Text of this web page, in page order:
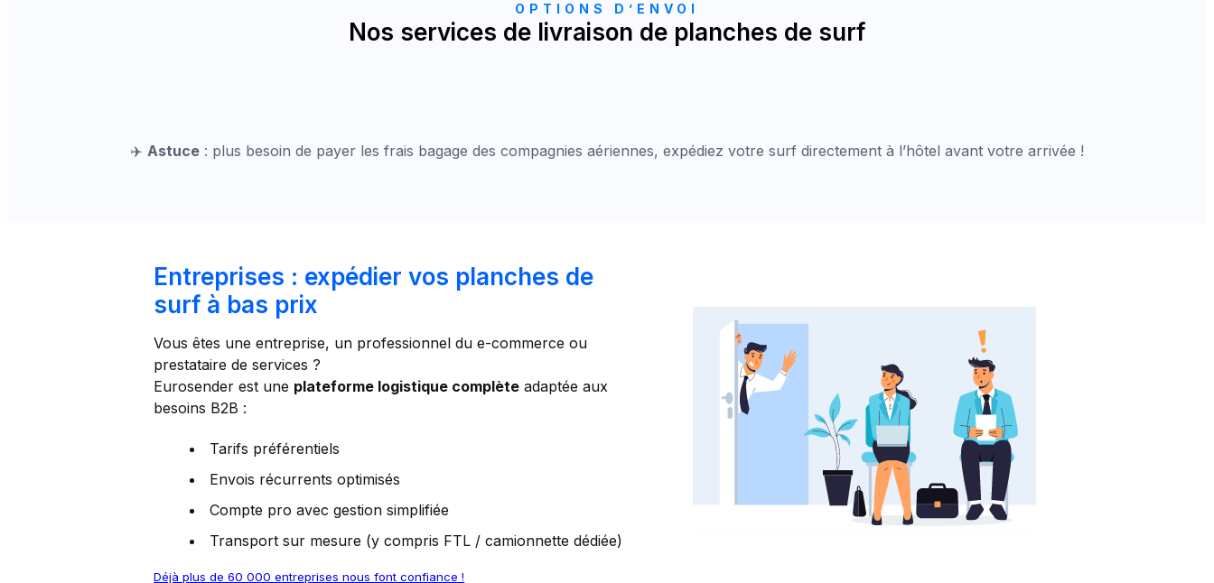
OPTIONS D’ENVOI
Nos services de livraison de planches de surf
✈️ Astuce : plus besoin de payer les frais bagage des compagnies aériennes, expédiez votre surf directement à l’hôtel avant votre arrivée !
Entreprises : expédier vos planches de
surf à bas prix
Vous êtes une entreprise, un professionnel du e-commerce ou
prestataire de services ?
Eurosender est une plateforme logistique complète adaptée aux
besoins B2B :
Tarifs préférentiels
Envois récurrents optimisés
Compte pro avec gestion simplifiée
Transport sur mesure (y compris FTL / camionnette dédiée)
Déjà plus de 60 000 entreprises nous font confiance !